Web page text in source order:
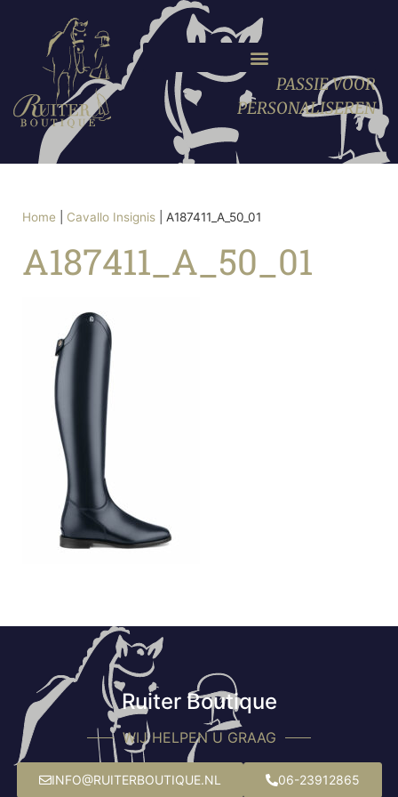
PASSIE VOOR
PERSONALISEREN
Home Cavallo Insignis A187411_A_50_01
A187411_A_50_01
Ruiter Boutique
WIJ HELPEN U GRAAG
INFO@RUITERBOUTIQUE.NL 06-23912865